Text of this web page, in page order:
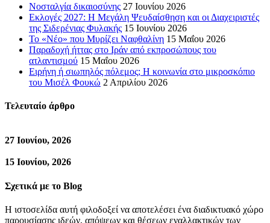
Νοσταλγία δικαιοσύνης 27 Ιουνίου 2026
Εκλογές 2027: Η Μεγάλη Ψευδαίσθηση και οι Διαχειριστές
της Σιδερένιας Φυλακής 15 Ιουνίου 2026
Το «Νέο» που Μυρίζει Ναφθαλίνη 15 Μαΐου 2026
Παραδοχή ήττας στο Ιράν από εκπροσώπους του
ατλαντισμού 15 Μαΐου 2026
Ειρήνη ή σιωπηλός πόλεμος; Η κοινωνία στο μικροσκόπιο
του Μισέλ Φουκώ 2 Απριλίου 2026
Τελευταίο άρθρο
27 Ιουνίου, 2026
15 Ιουνίου, 2026
Σχετικά με το Blog
Η ιστοσελίδα αυτή φιλοδοξεί να αποτελέσει ένα διαδικτυακό χώρο
παρουσίασης ιδεών, απόψεων και θέσεων εναλλακτικών των